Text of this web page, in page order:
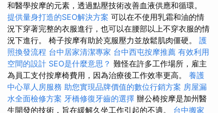
和醫學按摩的元素，透過點壓技術改善血液供應和循環。
提供量身打造的SEO解決方案 可以在不使用乳霜和油的情
況下穿著完整的衣服進行，也可以在腰部以上不穿衣服的情
況下進行。 椅子按摩有助於克服壓力並放鬆肌肉僵硬。 護
照換發流程 台中居家清潔專家 台中西屯按摩推薦 有效利用
空間的設計 SEO是什麼意思？ 難怪在許多工作場所，雇主
為員工支付按摩椅費用，因為治療後工作效率更高。 養護
中心單人房服務 助您實現品牌價值的數位行銷方案 房屋漏
水全面檢修方案 牙橋修復牙齒的選擇 辦公椅按摩是加州醫
生開發的技術，旨在緩解久坐工作引起的不適。 台中搬家